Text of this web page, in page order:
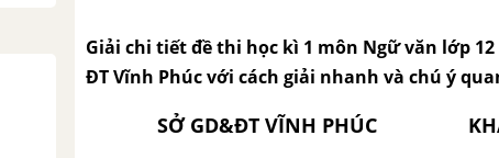
Giải chi tiết đề thi học kì 1 môn Ngữ văn lớp 12
ĐT Vĩnh Phúc với cách giải nhanh và chú ý
SỞ GD&ĐT VĨNH PHÚC